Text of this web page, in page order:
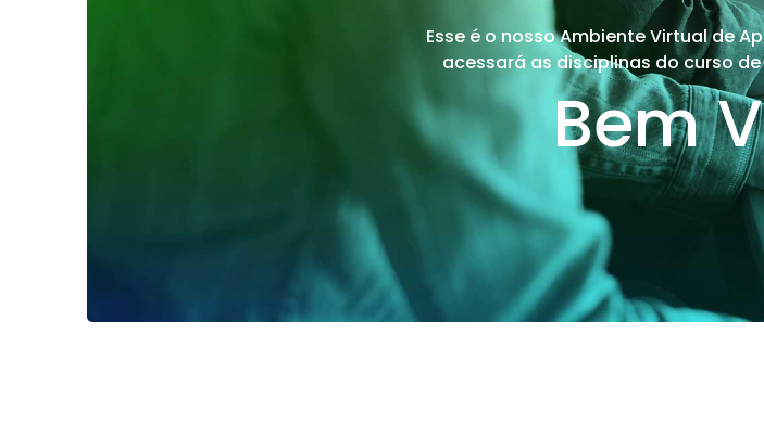
Esse é o nosso Ambiente Virtual de
acessará as disciplinas do curso
Bem